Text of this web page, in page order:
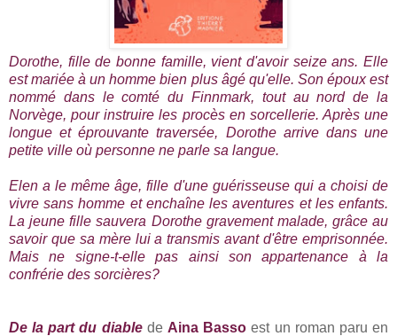
Dorothe, fille de bonne famille, vient d'avoir seize ans. Elle
est mariée à un homme bien plus âgé qu'elle. Son époux est
nommé dans le comté du Finnmark, tout au nord de la
Norvège, pour instruire les procès en sorcellerie. Après une
longue et éprouvante traversée, Dorothe arrive dans une
petite ville où personne ne parle sa langue.
Elen a le même âge, fille d'une guérisseuse qui a choisi de
vivre sans homme et enchaîne les aventures et les enfants.
La jeune fille sauvera Dorothe gravement malade, grâce au
savoir que sa mère lui a transmis avant d'être emprisonnée.
Mais ne signe-t-elle pas ainsi son appartenance à la
confrérie des sorcières?
De la part du diablede Aina Basso est un roman paru en